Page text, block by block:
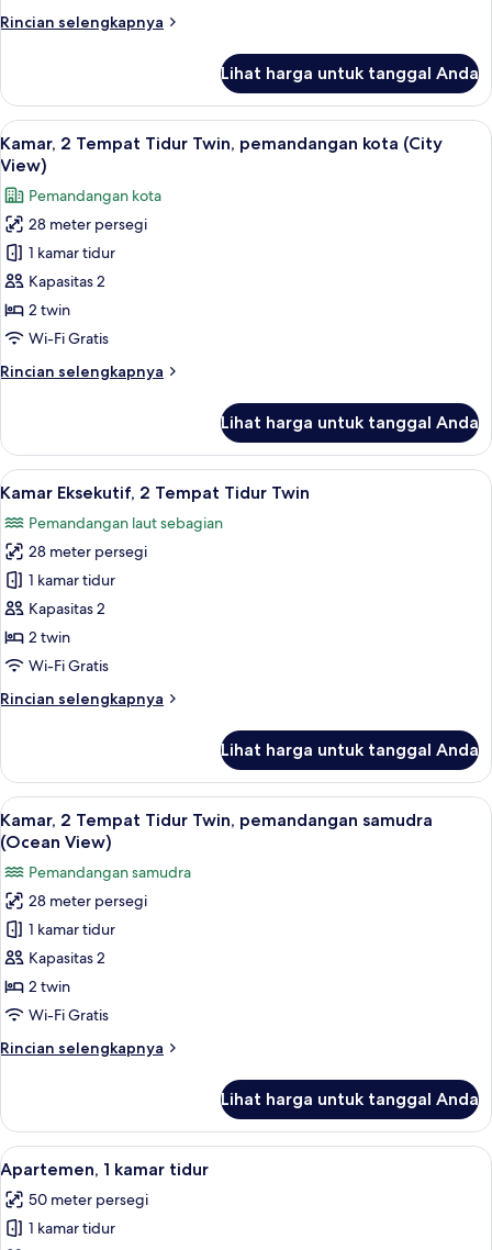
Twin
Rincian selengkapnya
Rincian
Kamar
Eksekutif,
2
Tempat
Twin
Lihat harga untuk tanggal Anda
Lihat
semua
foto
untuk
Kamar,
2
Tempat
Tidur
Twin,
kota
Seprai premium, minibar, brankas,
8
Kamar, 2 Tempat Tidur Twin, pemandangan kota (City
View)
Pemandangan kota
28 meter persegi
1 kamar tidur
Kapasitas 2
2 twin
Wi-Fi Gratis
Rincian selengkapnya
Rincian
Kamar,
Tempat
Twin,
pemandangan
kota
(City
View)
Lihat harga untuk tanggal Anda
Lihat
semua
foto
untuk
Kamar
Eksekutif,
2
Tempat
Twin
Seprai premium, minibar, brankas,
8
Kamar Eksekutif, 2 Tempat Tidur Twin
Pemandangan laut sebagian
28 meter persegi
1 kamar tidur
Kapasitas 2
2 twin
Wi-Fi Gratis
Rincian selengkapnya
Rincian
Kamar
Eksekutif,
2
Tempat
Tidur
Twin
Lihat harga untuk tanggal Anda
Lihat
semua
foto
untuk
Kamar,
2
Tempat
Tidur
Twin,
samudra
Seprai premium, minibar, brankas,
7
Kamar, 2 Tempat Tidur Twin, pemandangan samudra
(Ocean View)
Pemandangan samudra
28 meter persegi
1 kamar tidur
Kapasitas 2
2 twin
Wi-Fi Gratis
Rincian selengkapnya
Rincian
Kamar,
Tempat
Tidur
Twin,
pemandangan
Lihat harga untuk tanggal Anda
Lihat
semua
foto
untuk
Apartemen, 1 kamar tidur | Seprai
13
Apartemen, 1 kamar tidur
50 meter persegi
1 kamar tidur